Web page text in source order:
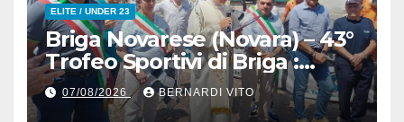
ELITE / UNDER 23
Briga Novarese (Novara) – 43°
Trofeo Sportivi di Briga :
Nicolò Arrighetti è ancora lui
il Re del Muro di San
07/08/2026 BERNARDI VITO